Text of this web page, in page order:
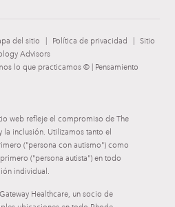
del sitio Política de privacidad
Sitio
Advisors
lo que practicamos © | Pensamiento
web refleje el compromiso de The
la inclusión. Utilizamos tanto el
("persona con autismo") como
("persona autista") en todo
individual.
Healthcare, un socio de